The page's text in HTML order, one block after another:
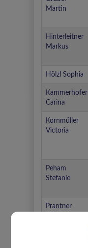
Martin
Hinterleitner
Markus
Hölzl Sophia
Kammerhofer
Carina
Kornmüller
Victoria
Peham
Stefanie
Prantner